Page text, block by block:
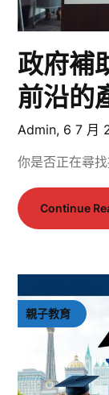
政府補
前沿的
Admin, 6 7 月
你是否正在尋
Continue
親子教育